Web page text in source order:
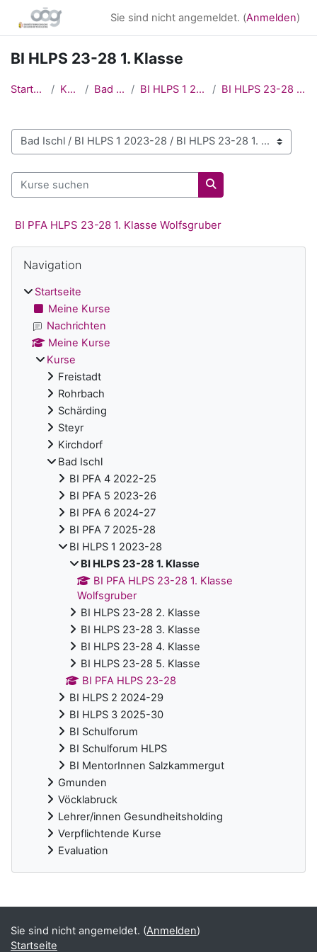
Zum Hauptinhalt
Sie sind nicht angemeldet. (Anmelden)
BI HLPS 23-28 1. Klasse
Startseite Kurse Bad Ischl BI HLPS 1 2023-28 BI HLPS 23-28 1. Klasse
Kursbereiche
Kurse suchen
Kurse suchen
BI PFA HLPS 23-28 1. Klasse Wolfsgruber
Blöcke
Navigation
Startseite
Meine Kurse
Nachrichten
Meine Kurse
Kurse
Freistadt
Rohrbach
Schärding
Steyr
Kirchdorf
Bad Ischl
BI PFA 4 2022-25
BI PFA 5 2023-26
BI PFA 6 2024-27
BI PFA 7 2025-28
BI HLPS 1 2023-28
BI HLPS 23-28 1. Klasse
BI PFA HLPS 23-28 1. Klasse
Wolfsgruber
BI HLPS 23-28 2. Klasse
BI HLPS 23-28 3. Klasse
BI HLPS 23-28 4. Klasse
BI HLPS 23-28 5. Klasse
BI PFA HLPS 23-28
BI HLPS 2 2024-29
BI HLPS 3 2025-30
BI Schulforum
BI Schulforum HLPS
BI MentorInnen Salzkammergut
Gmunden
Vöcklabruck
Lehrer/innen Gesundheitsholding
Verpflichtende Kurse
Evaluation
Ergänzungsblöcke
Sie sind nicht angemeldet. (Anmelden)
Startseite